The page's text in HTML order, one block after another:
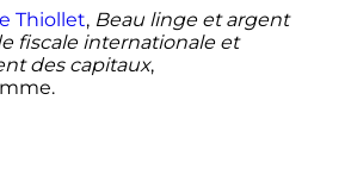
Thiollet, Beau linge et argent
fiscale internationale et
des capitaux,